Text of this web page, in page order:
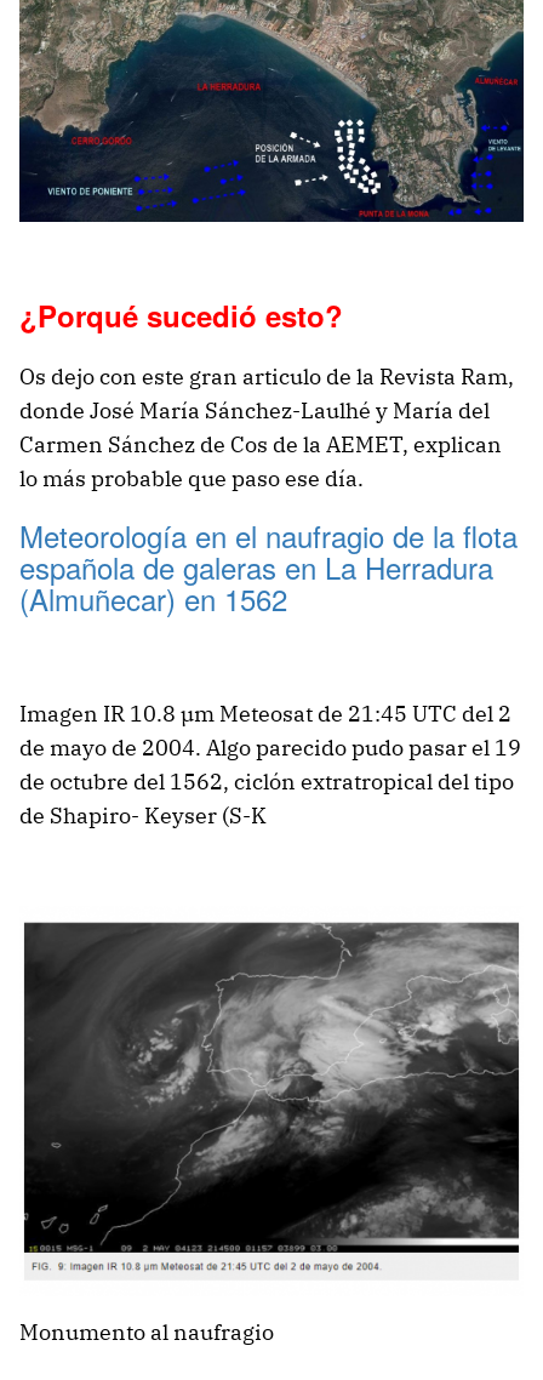
¿Porqué sucedió esto?
Os dejo con este gran articulo de la Revista Ram,
donde José María Sánchez-Laulhé y María del
Carmen Sánchez de Cos de la AEMET, explican
lo más probable que paso ese día.
Meteorología en el naufragio de la flota
española de galeras en La Herradura
(Almuñecar) en 1562
Imagen IR 10.8 µm Meteosat de 21:45 UTC del 2
de mayo de 2004. Algo parecido pudo pasar el 19
de octubre del 1562, ciclón extratropical del tipo
de Shapiro- Keyser (S-K
Monumento al naufragio